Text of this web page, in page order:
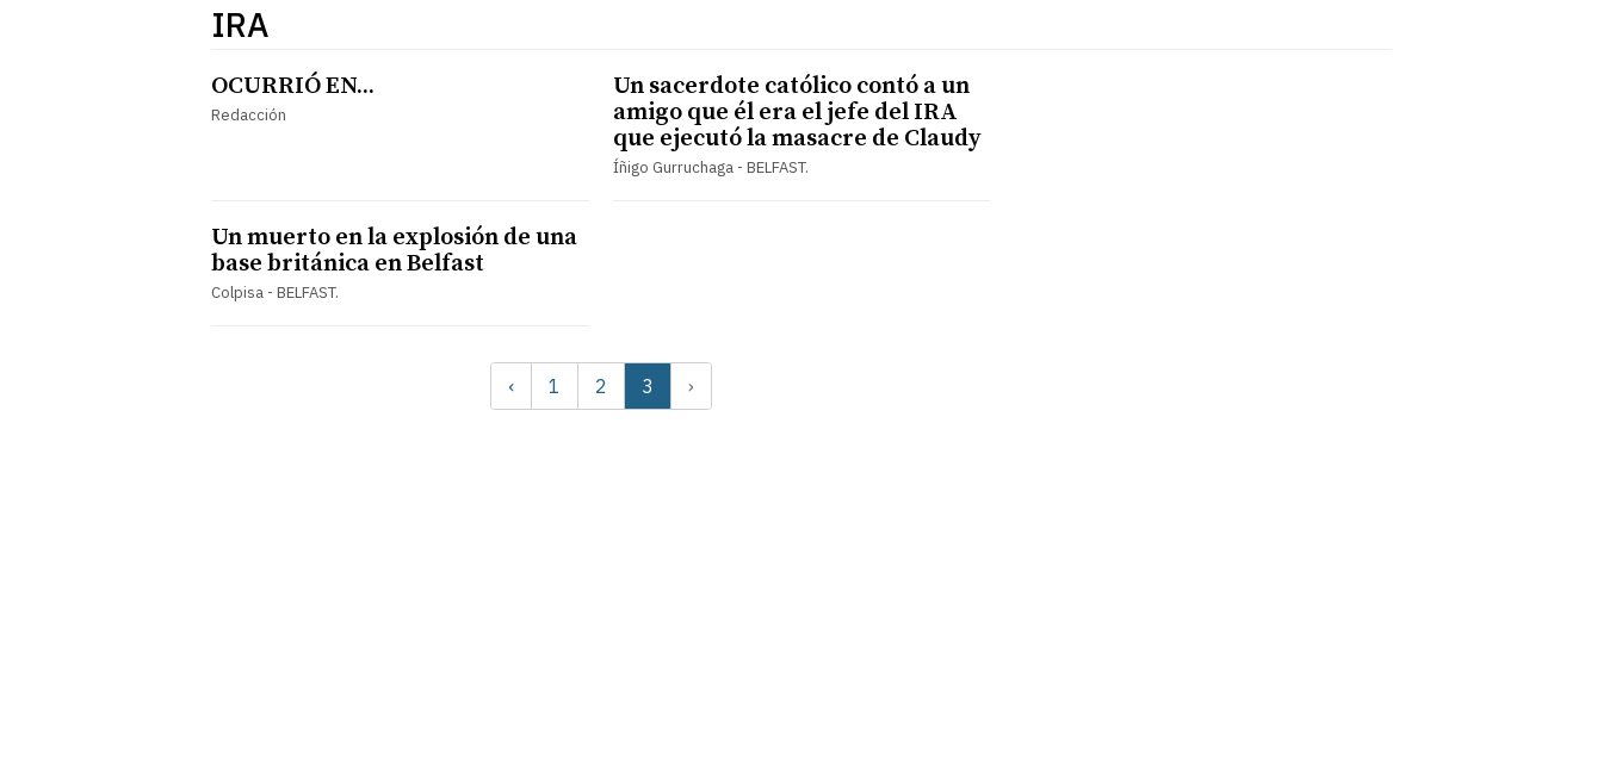
IRA
OCURRIÓ EN...
Redacción
Un sacerdote católico contó a un
amigo que él era el jefe del IRA
que ejecutó la masacre de Claudy
Íñigo Gurruchaga - BELFAST.
Un muerto en la explosión de una
base británica en Belfast
Colpisa - BELFAST.
‹ 1 2 3 ›